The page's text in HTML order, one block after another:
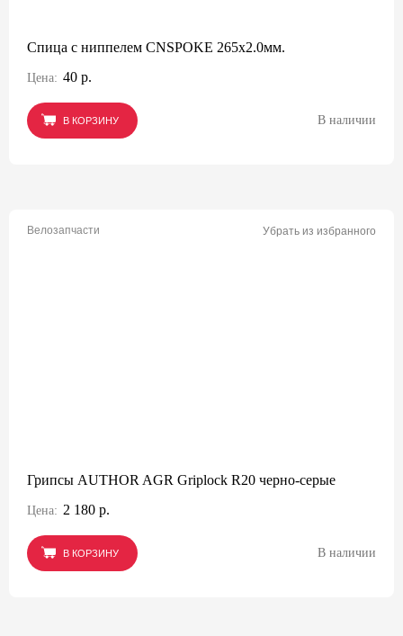
Спица с ниппелем CNSPOKE 265х2.0мм.
Цена: 40 р.
В КОРЗИНУ
В КОРЗИНУ
В КОРЗИНУ В наличии
Велозапчасти Убрать из избранного
Грипсы AUTHOR AGR Griplock R20 черно-серые
Цена: 2 180 р.
В КОРЗИНУ
В КОРЗИНУ
В КОРЗИНУ В наличии